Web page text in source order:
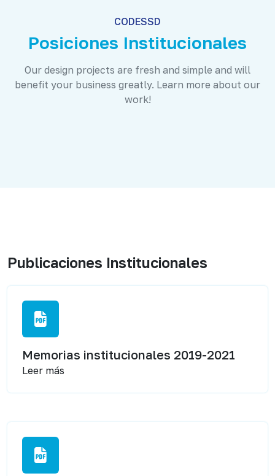
CODESSD
Posiciones Institucionales
Our design projects are fresh and simple and will
benefit your business greatly. Learn more about our
work!
Publicaciones Institucionales
Memorias institucionales 2019-2021
Leer más